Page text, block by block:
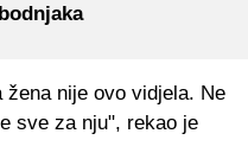
žena nije ovo vidjela. Ne
sve za nju", rekao je